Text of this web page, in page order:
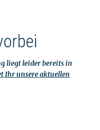
liegt leider bereits in
Ihr unsere aktuellen